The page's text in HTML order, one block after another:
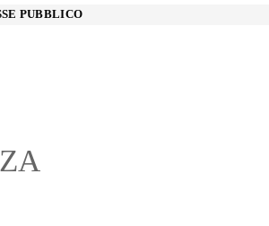
PUBBLICO